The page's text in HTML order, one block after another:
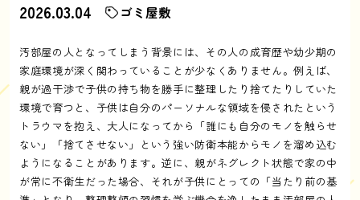
2026.03.04 ゴミ屋敷
汚部屋の人となってしまう背景には、その人の成育歴や幼少期の
家庭環境が深く関わっていることが少なくありません。例えば、
親が過干渉で子供の持ち物を勝手に整理したり捨てたりしていた
環境で育つと、子供は自分のパーソナルな領域を侵されたという
トラウマを抱え、大人になってから「誰にも自分のモノを触らせ
ない」「捨てさせない」という強い防衛本能からモノを溜め込む
ようになることがあります。逆に、親がネグレクト状態で家の中
が常に不衛生だった場合、それが子供にとっての「当たり前の基